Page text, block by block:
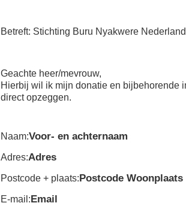
Betreft: Stichting Buru Nyakwere
Geachte heer/mevrouw,
Hierbij wil ik mijn donatie en bijbehorende
direct opzeggen.
Naam:Voor- en achternaam
Adres:Adres
Postcode + plaats:Postcode Woonplaats
E-mail:Email